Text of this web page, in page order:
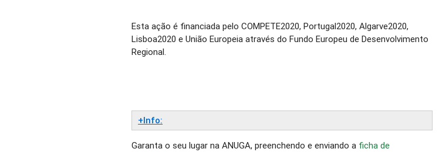
Esta ação é financiada pelo COMPETE2020, Portugal2020, Algarve2020,
Lisboa2020 e União Europeia através do Fundo Europeu de Desenvolvimento
Regional.
+Info:
Garanta o seu lugar na ANUGA, preenchendo e enviando a ficha de